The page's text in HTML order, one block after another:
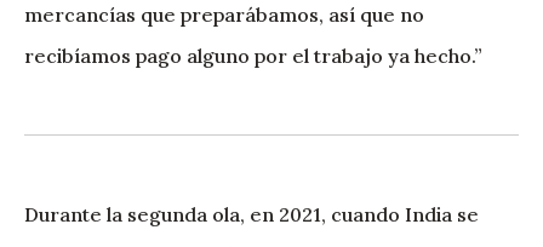
mercancías que preparábamos, así que no
recibíamos pago alguno por el trabajo ya hecho.”
Durante la segunda ola, en 2021, cuando India se